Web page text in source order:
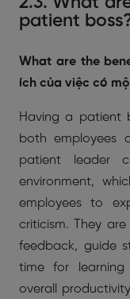
patient
What are the
ích của việc có
Having a patient
both employees
patient leader
environment,
employees to
criticism. They
feedback, guide
time for learning
overall